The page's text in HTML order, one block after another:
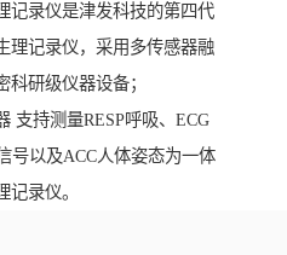
记录仪是津发科技的第四代
理记录仪，采用多传感器融
研级仪器设备；
支持测量RESP呼吸、ECG
号以及ACC人体姿态为一体
录仪。